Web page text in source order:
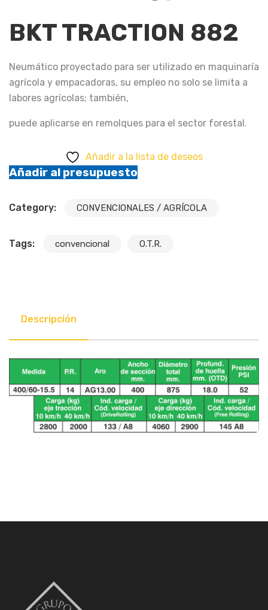
BKT TRACTION 882
Neumático proyectado para ser utilizado en maquinaría
agrícola y empacadoras, su empleo no solo se limita a
labores agrícolas; también,
puede aplicarse en remolques para el sector forestal.
Añadir a la lista de deseos
Añadir al presupuesto
Category: CONVENCIONALES / AGRÍCOLA
Tags: convencional O.T.R.
Descripción